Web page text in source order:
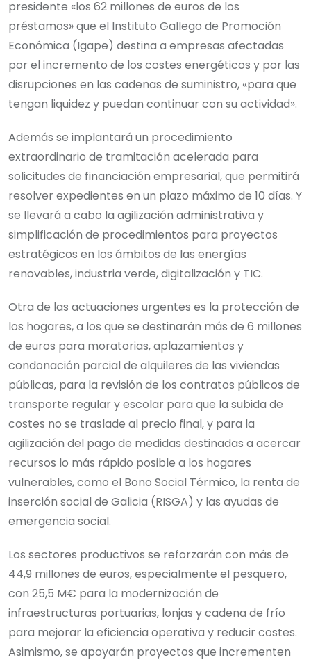
presidente «los 62 millones de euros de los
préstamos» que el Instituto Gallego de Promoción
Económica (Igape) destina a empresas afectadas
por el incremento de los costes energéticos y por las
disrupciones en las cadenas de suministro, «para que
tengan liquidez y puedan continuar con su actividad».
Además se implantará un procedimiento
extraordinario de tramitación acelerada para
solicitudes de financiación empresarial, que permitirá
resolver expedientes en un plazo máximo de 10 días. Y
se llevará a cabo la agilización administrativa y
simplificación de procedimientos para proyectos
estratégicos en los ámbitos de las energías
renovables, industria verde, digitalización y TIC.
Otra de las actuaciones urgentes es la protección de
los hogares, a los que se destinarán más de 6 millones
de euros para moratorias, aplazamientos y
condonación parcial de alquileres de las viviendas
públicas, para la revisión de los contratos públicos de
transporte regular y escolar para que la subida de
costes no se traslade al precio final, y para la
agilización del pago de medidas destinadas a acercar
recursos lo más rápido posible a los hogares
vulnerables, como el Bono Social Térmico, la renta de
inserción social de Galicia (RISGA) y las ayudas de
emergencia social.
Los sectores productivos se reforzarán con más de
44,9 millones de euros, especialmente el pesquero,
con 25,5 M€ para la modernización de
infraestructuras portuarias, lonjas y cadena de frío
para mejorar la eficiencia operativa y reducir costes.
Asimismo, se apoyarán proyectos que incrementen